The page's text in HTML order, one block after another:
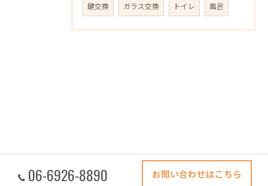
鍵交換 ガラス交換 トイレ 風呂
06-6926-8890 お問い合わせはこちら